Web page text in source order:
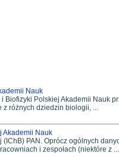
Nauk
Biofizyki Polskiej Akademii Nauk
różnych dziedzin biologii, ...
Akademii Nauk
PAN. Oprócz ogólnych
i zespołach (niektóre z ...